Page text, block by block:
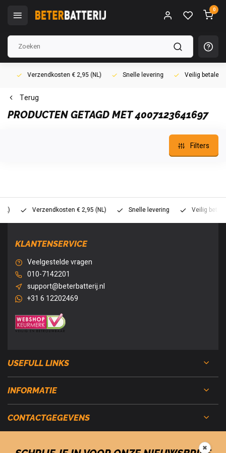
0
Verzendkosten € 2,95 (NL) Snelle levering Veilig betalen
Terug
PRODUCTEN GETAGD MET 4007123641697
Filters
Verzendkosten € 2,95 (NL) Snelle levering Veilig betalen
KLANTENSERVICE
Veelgestelde vragen
010-7142201
support@beterbatterij.nl
+31 6 12202469
USEFULL LINKS
INFORMATIE
CONTACTGEGEVENS
✖